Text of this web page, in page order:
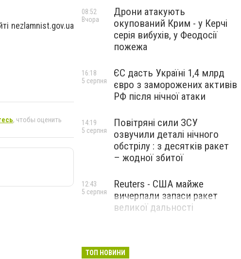
nezlamnist.gov.ua
, чтобы оценить
Дрони атакують
окупований Крим - у Керчі
серія вибухів, у Феодосії
пожежа
08:52
Вчора
ЄС дасть Україні 1,4 млрд
євро з заморожених активів
РФ після нічної атаки
16:18
5 серпня
Повітряні сили ЗСУ
озвучили деталі нічного
обстрілу : з десятків ракет
– жодної збитої
14:19
5 серпня
Reuters - США майже
вичерпали запаси ракет
великої дальності
12:43
5 серпня
ТОП НОВИНИ